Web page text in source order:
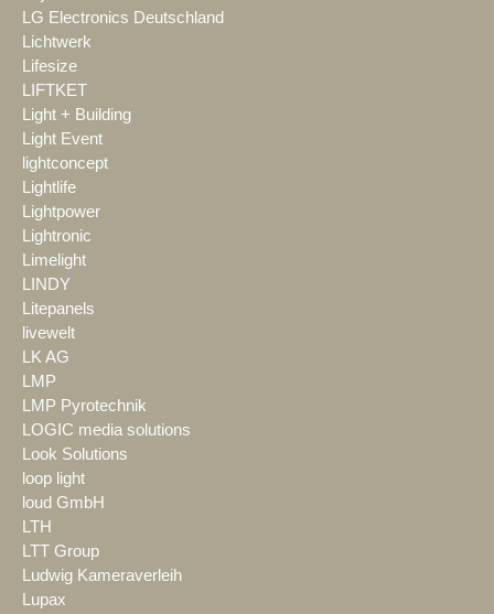
LG Electronics Deutschland
Lichtwerk
Lifesize
LIFTKET
Light + Building
Light Event
lightconcept
Lightlife
Lightpower
Lightronic
Limelight
LINDY
Litepanels
livewelt
LK AG
LMP
LMP Pyrotechnik
LOGIC media solutions
Look Solutions
loop light
loud GmbH
LTH
LTT Group
Ludwig Kameraverleih
Lupax